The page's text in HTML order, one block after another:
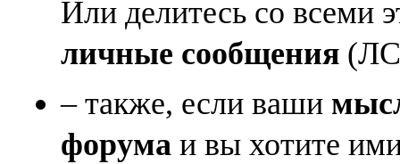
Или делитесь со всеми
личные сообщения
– также, если ваши
форума и вы хотите